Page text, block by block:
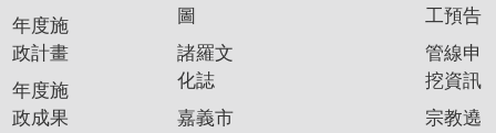
年度施
政計畫
年度施
政成果
圖
諸羅文
化誌
嘉義市
工預告
管線申
挖資訊
宗教遶